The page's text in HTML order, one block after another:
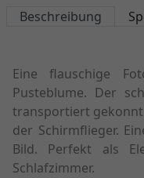
Beschreibung
Eine flauschige
Pusteblume. Der
transportiert
der Schirmflieger.
Bild. Perfekt als
Schlafzimmer.